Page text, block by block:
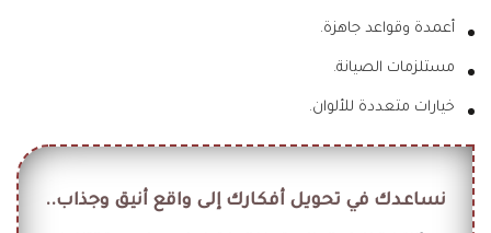
أعمدة وقواعد جاهزة.
مستلزمات الصيانة.
خيارات متعددة للألوان.
نساعدك في تحويل أفكارك إلى واقع أنيق وجذاب..